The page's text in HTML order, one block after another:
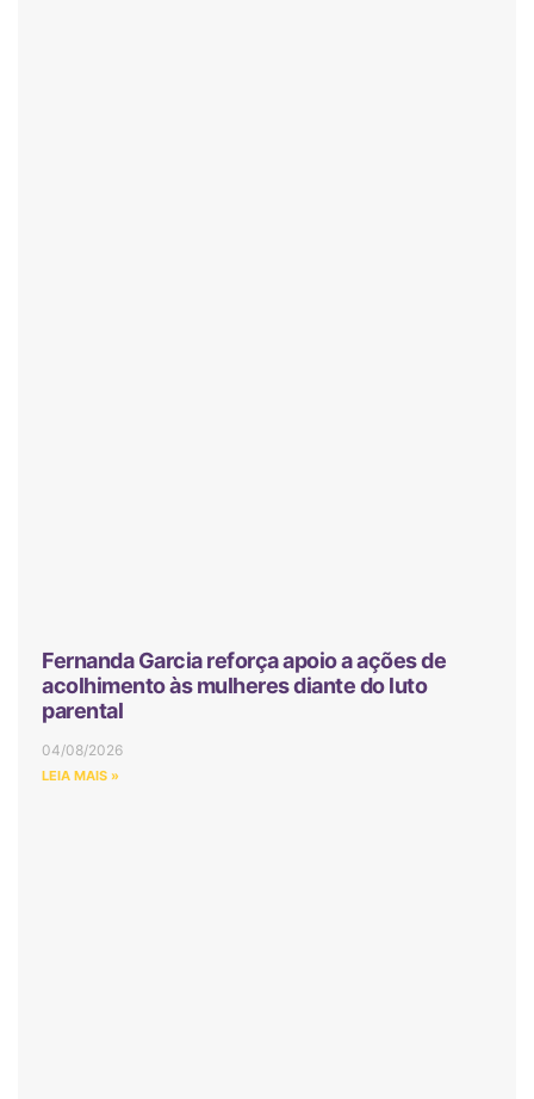
Fernanda Garcia reforça apoio a ações de
acolhimento às mulheres diante do luto
parental
04/08/2026
LEIA MAIS »